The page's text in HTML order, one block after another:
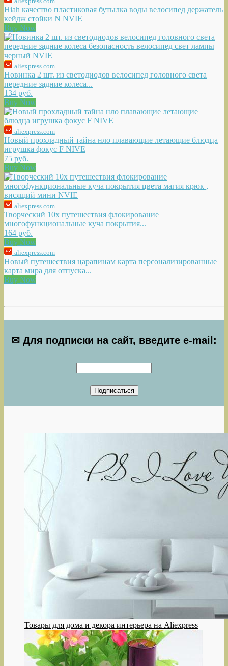
Hiah качество пластиковая бутылка воды велосипед держатель
кейдж стойки N NVIE
Buy Now
aliexpress.com
Новинка 2 шт. из светодиодов велосипед головного света
передние задние колеса...
134 руб.
Buy Now
aliexpress.com
Новый прохладный тайна нло плавающие летающие блюдца
игрушка фокус F NIVE
75 руб.
Buy Now
aliexpress.com
Творческий 10x путешествия флокирование
многофункциональные куча покрытия...
164 руб.
Buy Now
aliexpress.com
Новый путешествия царапинам карта персонализированные
карта мира для отпуска...
Buy Now
✉ Для подписки на сайт, введите e-mail:
Товары для дома и декора интерьера на Aliexpress